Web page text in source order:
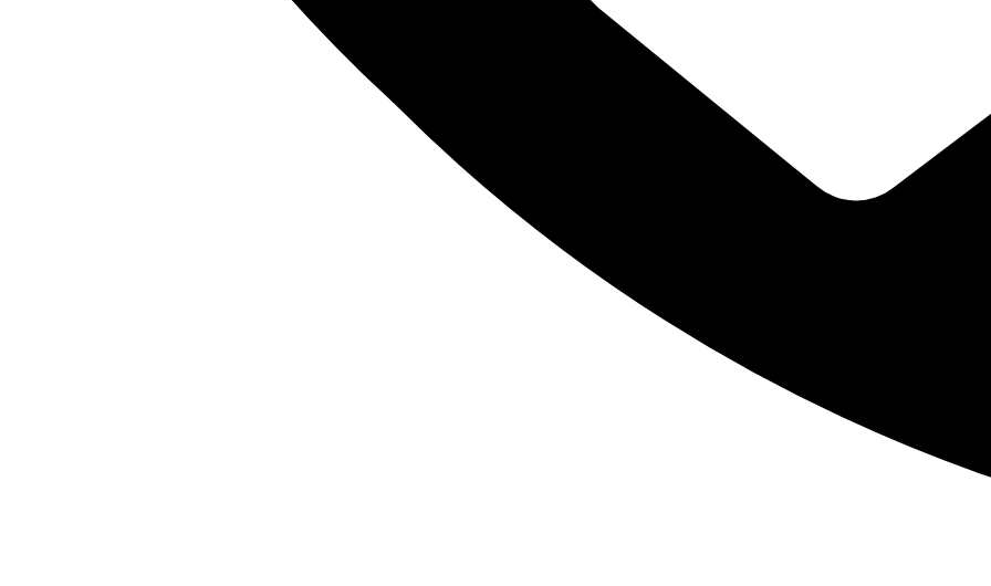
Nós utilizamos cookies para garantir que você tenha a melhor experiência em nosso site. Se você continua a usar este site, assumimos que